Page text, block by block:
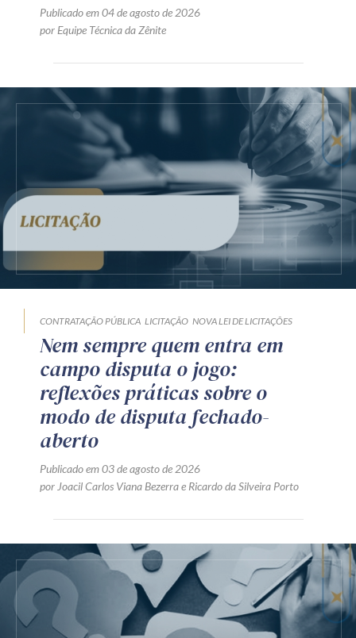
Publicado em 04 de agosto de 2026
por Equipe Técnica da Zênite
CONTRATAÇÃO PÚBLICA LICITAÇÃO NOVA LEI DE LICITAÇÕES
Nem sempre quem entra em
campo disputa o jogo:
reflexões práticas sobre o
modo de disputa fechado-
aberto
Publicado em 03 de agosto de 2026
por Joacil Carlos Viana Bezerrae Ricardo da Silveira Porto